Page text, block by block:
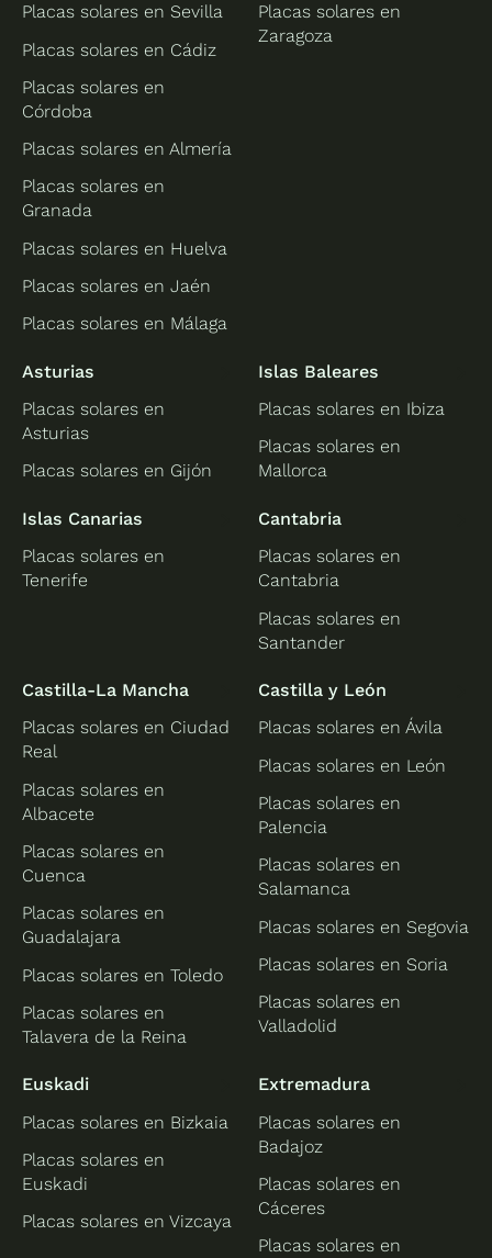
Placas solares en Sevilla
Placas solares en Cádiz
Placas solares en
Córdoba
Placas solares en Almería
Placas solares en
Granada
Placas solares en Huelva
Placas solares en Jaén
Placas solares en Málaga
Placas solares en
Zaragoza
Asturias
Placas solares en
Asturias
Placas solares en Gijón
Islas Baleares
Placas solares en Ibiza
Placas solares en
Mallorca
Islas Canarias
Placas solares en
Tenerife
Cantabria
Placas solares en
Cantabria
Placas solares en
Santander
Castilla-La Mancha
Placas solares en Ciudad
Real
Placas solares en
Albacete
Placas solares en
Cuenca
Placas solares en
Guadalajara
Placas solares en Toledo
Placas solares en
Talavera de la Reina
Castilla y León
Placas solares en Ávila
Placas solares en León
Placas solares en
Palencia
Placas solares en
Salamanca
Placas solares en Segovia
Placas solares en Soria
Placas solares en
Valladolid
Euskadi
Placas solares en Bizkaia
Placas solares en
Euskadi
Placas solares en Vizcaya
Extremadura
Placas solares en
Badajoz
Placas solares en
Cáceres
Placas solares en